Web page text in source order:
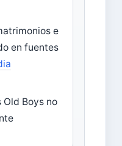
e
en fuentes
Old Boys no